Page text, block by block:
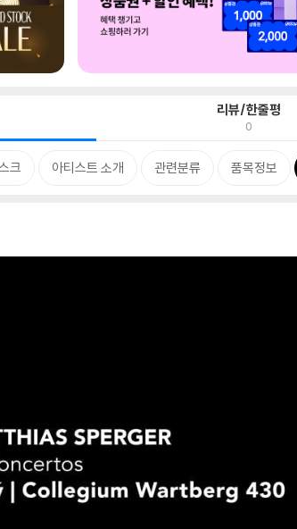
리뷰/한줄평
0
크 아티스트 소개 관련분류 품목정보